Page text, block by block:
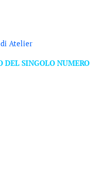
Atelier
SINGOLO NUMERO